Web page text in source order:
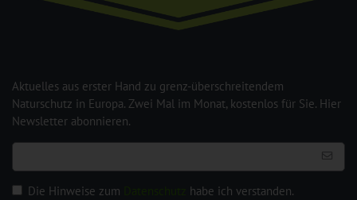
Aktuelles aus erster Hand zu grenz-überschreitendem
Naturschutz in Europa. Zwei Mal im Monat, kostenlos für Sie. Hier
Newsletter abonnieren.
Die Hinweise zum habe ich verstanden.